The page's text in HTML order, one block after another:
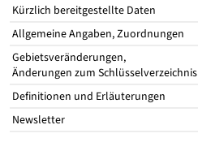
Kürzlich bereitgestellte Daten
Allgemeine Angaben, Zuordnungen
Gebietsveränderungen,
Änderungen zum Schlüsselverzeichnis
Definitionen und Erläuterungen
Newsletter